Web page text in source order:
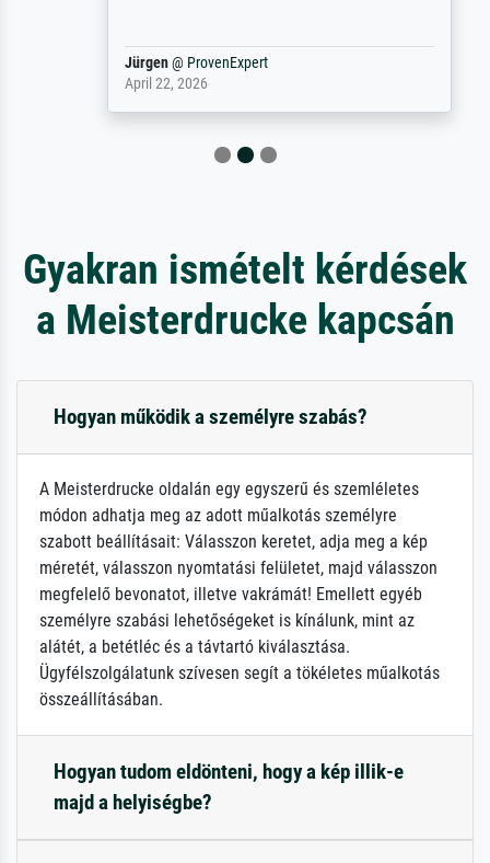
Jürgen@ProvenExpert
April 22, 2026
Gyakran ismételt kérdések
a Meisterdrucke kapcsán
Hogyan működik a személyre szabás?
A Meisterdrucke oldalán egy egyszerű és szemléletes
módon adhatja meg az adott műalkotás személyre
szabott beállításait: Válasszon keretet, adja meg a kép
méretét, válasszon nyomtatási felületet, majd válasszon
megfelelő bevonatot, illetve vakrámát! Emellett egyéb
személyre szabási lehetőségeket is kínálunk, mint az
alátét, a betétléc és a távtartó kiválasztása.
Ügyfélszolgálatunk szívesen segít a tökéletes műalkotás
összeállításában.
Hogyan tudom eldönteni, hogy a kép illik-e
majd a helyiségbe?